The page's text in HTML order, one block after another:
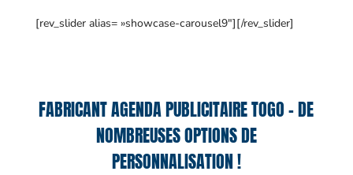
[rev_slider alias= »showcase-carousel9″][/rev_slider]
FABRICANT AGENDA PUBLICITAIRE TOGO – DE
NOMBREUSES OPTIONS DE
PERSONNALISATION !